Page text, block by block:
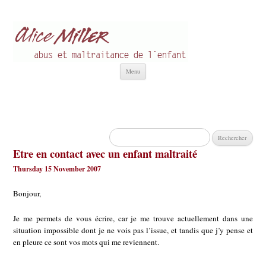
Menu
Rechercher :
Etre en contact avec un enfant maltraité
Thursday 15 November 2007
Bonjour,
Je me permets de vous écrire, car je me trouve actuellement dans une
situation impossible dont je ne vois pas l’issue, et tandis que j’y pense et
en pleure ce sont vos mots qui me reviennent.